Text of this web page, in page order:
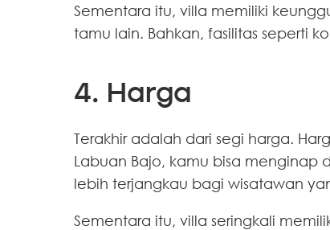
Sementara itu, villa memiliki
tamu lain. Bahkan, fasilitas seperti
4. Harga
Terakhir adalah dari segi harga.
Labuan Bajo, kamu bisa menginap
lebih terjangkau bagi wisatawan
Sementara itu, villa seringkali